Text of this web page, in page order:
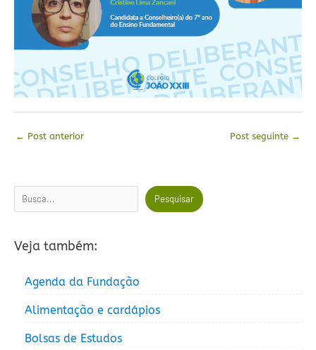
← Post anterior Post seguinte →
Pesquisar Pesquisar
Veja também:
Agenda da Fundação
Alimentação e cardápios
Bolsas de Estudos